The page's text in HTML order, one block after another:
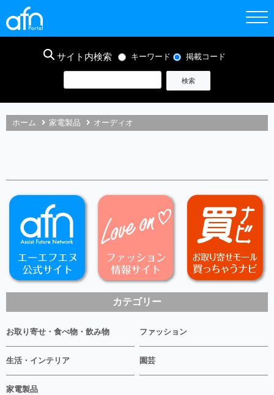
サイト内検索 キーワード 掲載コード
カテゴリー
お取り寄せ・食べ物・飲み物 ファッション
生活・インテリア 園芸
家電製品
ホーム 家電製品 オーディオ